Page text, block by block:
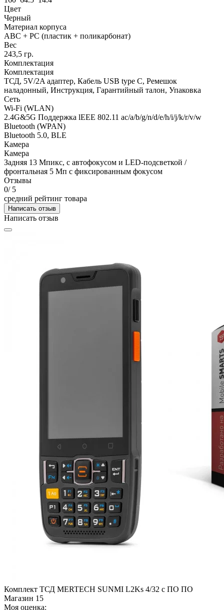
Цвет
Черный
Материал корпуса
ABC + PC (пластик + поликарбонат)
Вес
243,5 гр.
Комплектация
Комплектация
ТСД, 5V/2A адаптер, Кабель USB type С, Ремешок
наладонный, Инструкция, Гарантийный талон, Упаковка
Сеть
Wi-Fi (WLAN)
2.4G&5G Поддержка lEEE 802.11 ac/a/b/g/n/d/e/h/i/j/k/r/v/w
Bluetooth (WPAN)
Bluetooth 5.0, BLE
Камера
Камера
Задняя 13 Мпикс, с автофокусом и LED-подсветкой /
фронтальная 5 Мп с фиксированным фокусом
Отзывы
0/ 5
средний рейтинг товара
Написать отзыв
Написать отзыв
Комплект ТСД MERTECH SUNMI L2Ks 4/32 с ПО ПО
Магазин 15
Моя оценка: